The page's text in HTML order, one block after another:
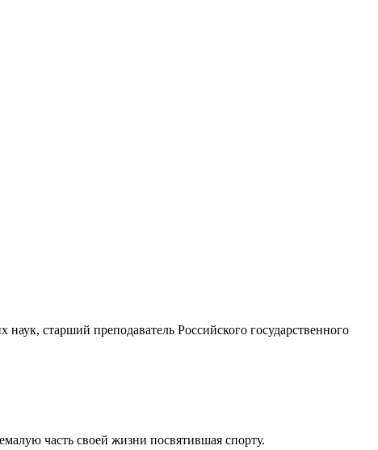
старший преподаватель Российского государственного
часть своей жизни посвятившая спорту.